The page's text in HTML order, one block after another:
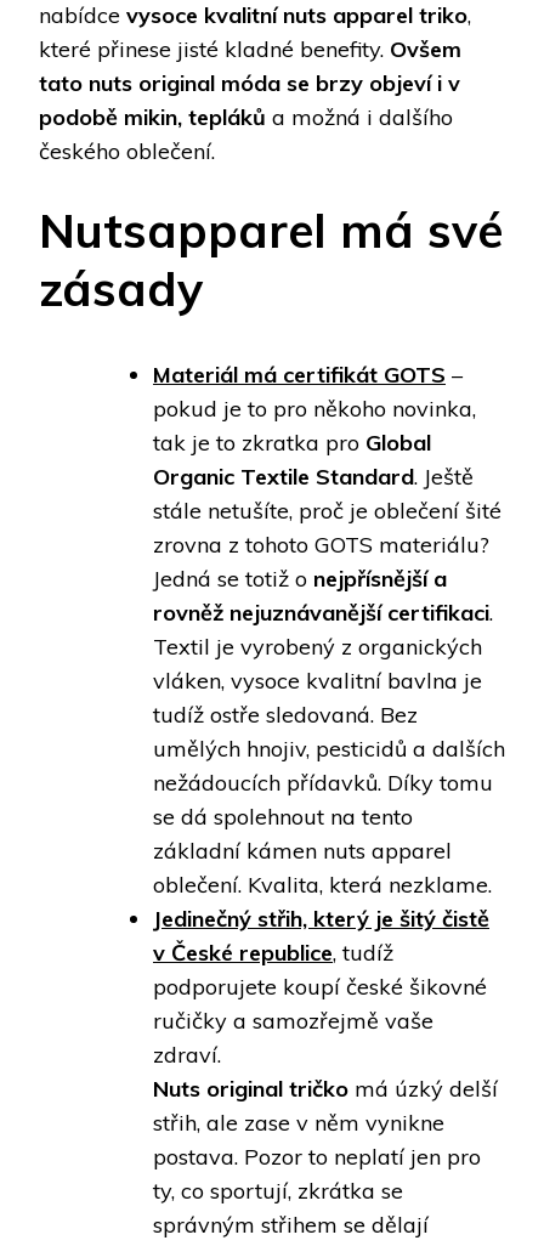
nabídce vysoce kvalitní nuts apparel triko,
které přinese jisté kladné benefity. Ovšem
tato nuts original móda se brzy objeví i v
podobě mikin, tepláků a možná i dalšího
českého oblečení.
Nutsapparel má své
zásady
Materiál má certifikát GOTS –
pokud je to pro někoho novinka,
tak je to zkratka pro Global
Organic Textile Standard. Ještě
stále netušíte, proč je oblečení šité
zrovna z tohoto GOTS materiálu?
Jedná se totiž o nejpřísnější a
rovněž nejuznávanější certifikaci.
Textil je vyrobený z organických
vláken, vysoce kvalitní bavlna je
tudíž ostře sledovaná. Bez
umělých hnojiv, pesticidů a dalších
nežádoucích přídavků. Díky tomu
se dá spolehnout na tento
základní kámen nuts apparel
oblečení. Kvalita, která nezklame.
Jedinečný střih, který je šitý čistě
v České republice, tudíž
podporujete koupí české šikovné
ručičky a samozřejmě vaše
zdraví.
Nuts original tričko má úzký delší
střih, ale zase v něm vynikne
postava. Pozor to neplatí jen pro
ty, co sportují, zkrátka se
správným střihem se dělají